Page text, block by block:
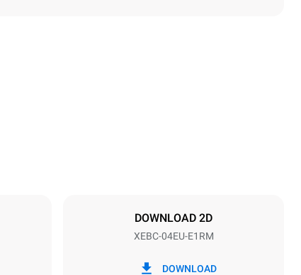
DOWNLOAD 2D
XEBC-04EU-E1RM
DOWNLOAD